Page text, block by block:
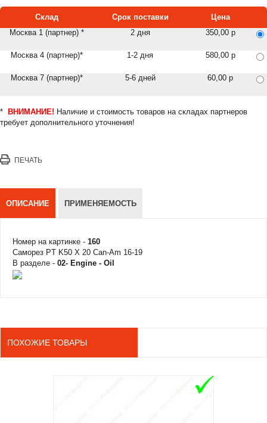
Склад Срок поставки
Цена
Москва 1 (партнер) *
2 дня 350,00 р
Москва 4 (партнер)* 1-2 дня 580,00 р
Москва 7 (партнер)* 5-6 дней 60,00 р
* ВНИМАНИЕ! Наличие и стоимость товаров на складах партнеров
требует дополнительного уточнения!
ПЕЧАТЬ
ОПИСАНИЕ ПРИМЕНЯЕМОСТЬ
Номер на картинке - 160
Саморез PT K50 X 20 Can-Am 16-19
В разделе - 02- Engine - Oil
ПОХОЖИЕ ТОВАРЫ